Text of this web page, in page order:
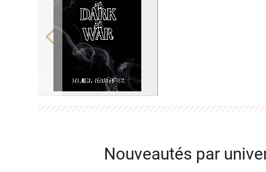
Previous
Nouveautés par